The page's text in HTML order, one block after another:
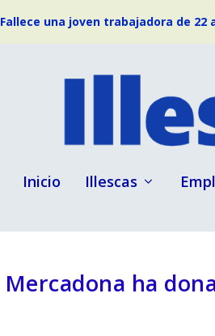
Fallece una joven trabajadora de 22
Inicio Illescas
Mercadona ha